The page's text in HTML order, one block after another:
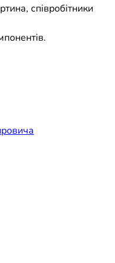
співробітники